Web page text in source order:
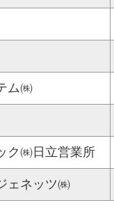
ム㈱
ク㈱日立営業所
ェネッツ㈱